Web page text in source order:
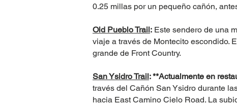
0.25 millas por un pequeño cañón,
Old Pueblo Trail: Este sendero de una
viaje a través de Montecito escondido.
grande de Front Country.
San Ysidro Trail: **Actualmente en
través del Cañón San Ysidro durante
hacia East Camino Cielo Road. La